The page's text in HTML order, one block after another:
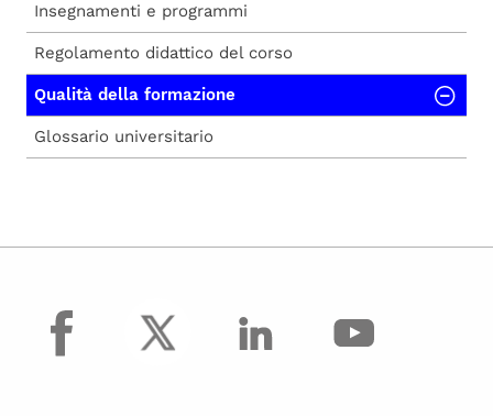
Insegnamenti e programmi
Regolamento didattico del corso
Qualità della formazione
Glossario universitario
facebook